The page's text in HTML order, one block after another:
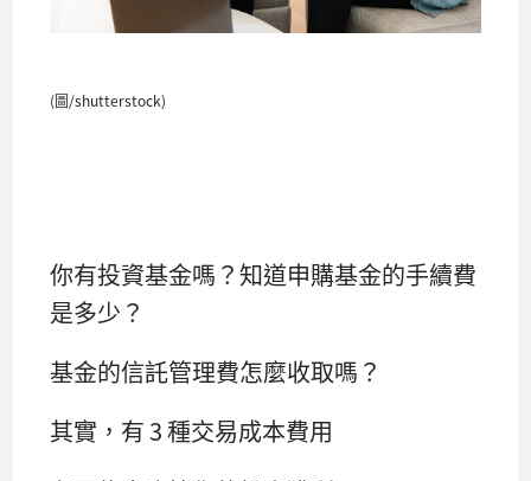
(圖/shutterstock)
你有投資基金嗎？知道申購基金的手續費
是多少？
基金的信託管理費怎麼收取嗎？
其實，有 3 種交易成本費用